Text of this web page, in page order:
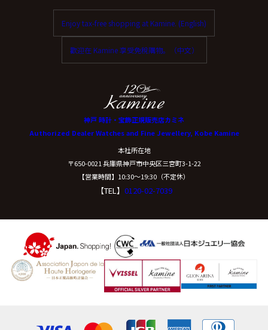
Enjoy tax-free shopping at Kamine. (English)
歡迎在 Kamine 享受免稅購物。（中文）
神戸 時計・宝飾正規販売店カミネ
Authorized Dealer Watches and Fine Jewellery, Kobe Kamine
本社所在地
〒650-0021 兵庫県神戸市中央区三宮町3-1-22
【営業時間】10:30〜19:30（不定休）
【TEL】 0120-02-7039